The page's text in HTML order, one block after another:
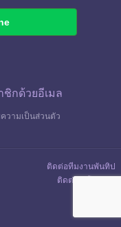
กด้วยอีเมล
วามเป็นส่วนตัว
ติดต่อทีมงานพันทิป
ติดต่อลงโฆษณา